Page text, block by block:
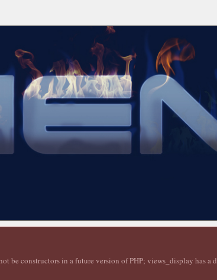
be constructors in a future version of PHP; views_display has a